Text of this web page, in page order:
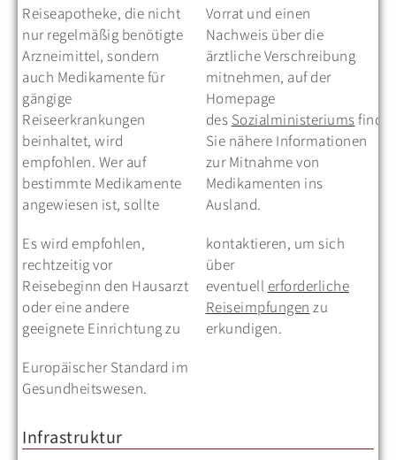
Reiseapotheke, die nicht
nur regelmäßig benötigte
Arzneimittel, sondern
auch Medikamente für
gängige
Reiseerkrankungen
beinhaltet, wird
empfohlen. Wer auf
bestimmte Medikamente
angewiesen ist, sollte
Vorrat und einen
Nachweis über die
ärztliche Verschreibung
mitnehmen, auf der
Homepage
des Sozialministeriums
Sie nähere Informationen
zur Mitnahme von
Medikamenten ins
Ausland.
Es wird empfohlen,
rechtzeitig vor
Reisebeginn den Hausarzt
oder eine andere
geeignete Einrichtung zu
kontaktieren, um sich
über
eventuell erforderliche
Reiseimpfungen zu
erkundigen.
Europäischer Standard im
Gesundheitswesen.
Infrastruktur